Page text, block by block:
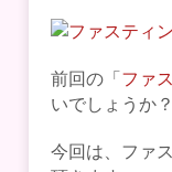
前回の「ファ
いでしょうか？
今回は、ファ